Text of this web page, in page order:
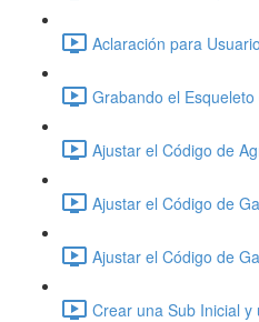
Aclaración para
Grabando el
Ajustar el Código de
Ajustar el Código de
Ajustar el Código de
Crear una Sub Inicial y